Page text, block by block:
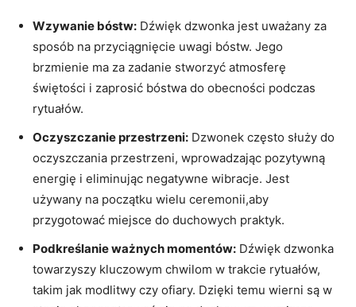
Wzywanie‌ bóstw: Dźwięk dzwonka jest uważany ⁢za
sposób na przyciągnięcie ‌uwagi bóstw. Jego​
brzmienie​ ma‍ za zadanie⁤ stworzyć atmosferę
⁤świętości i zaprosić bóstwa do‌ obecności ⁤podczas
rytuałów.
Oczyszczanie przestrzeni: Dzwonek‍ często⁢ służy⁢ do
oczyszczania przestrzeni, wprowadzając pozytywną
energię i eliminując negatywne ‍wibracje. Jest⁣
używany na ‌początku wielu ceremonii,aby
przygotować miejsce do duchowych praktyk.
Podkreślanie ważnych momentów: ⁢Dźwięk ‍dzwonka
towarzyszy kluczowym chwilom w trakcie rytuałów,
takim jak modlitwy czy ofiary. Dzięki temu wierni są w